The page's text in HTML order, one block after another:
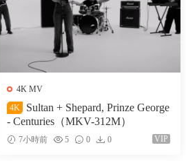
4K MV
4K
Sultan + Shepard, Prinze George
- Centuries（MKV-312M）
7小時前 5 0 0 VIP